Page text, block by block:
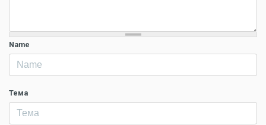
Name
Тема